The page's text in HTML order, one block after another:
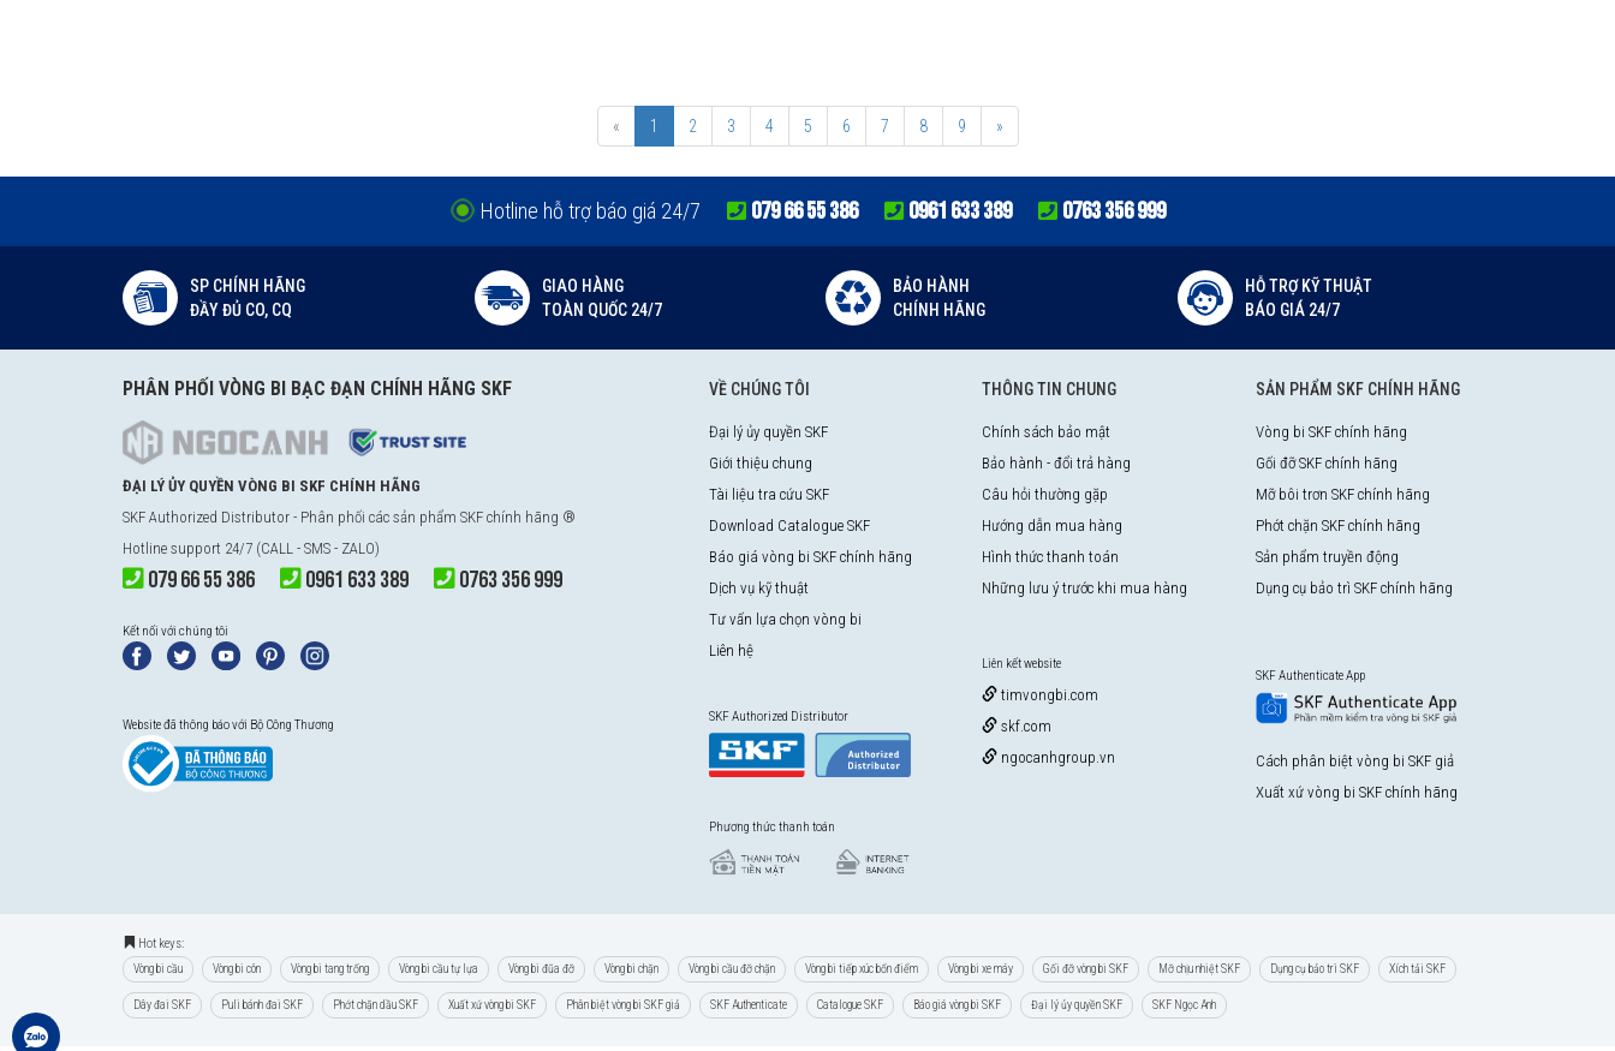
« 1 2 3 4 5 6 7 8 9 »
Hotline hỗ trợ báo giá 24/7 079 66 55 386 0961 633 389 0763 356 999
SP CHÍNH HÃNG
ĐẦY ĐỦ CO, CQ
GIAO HÀNG
TOÀN QUỐC 24/7
BẢO HÀNH
CHÍNH HÃNG
HỖ TRỢ KỸ THUẬT
BÁO GIÁ 24/7
PHÂN PHỐI VÒNG BI BẠC ĐẠN CHÍNH HÃNG SKF
ĐẠI LÝ ỦY QUYỀN VÒNG BI SKF CHÍNH HÃNG
SKF Authorized Distributor - Phân phối các sản phẩm SKF chính hãng ®
Hotline support 24/7 (CALL - SMS - ZALO)
079 66 55 386 0961 633 389 0763 356 999
Kết nối với chúng tôi
Website đã thông báo với Bộ Công Thương
VỀ CHÚNG TÔI
Đại lý ủy quyền SKF
Giới thiệu chung
Tài liệu tra cứu SKF
Download Catalogue SKF
Báo giá vòng bi SKF chính hãng
Dịch vụ kỹ thuật
Tư vấn lựa chọn vòng bi
Liên hệ
SKF Authorized Distributor
Phương thức thanh toán
THÔNG TIN CHUNG
Chính sách bảo mật
Bảo hành - đổi trả hàng
Câu hỏi thường gặp
Hướng dẫn mua hàng
Hình thức thanh toán
Những lưu ý trước khi mua hàng
Liên kết website
timvongbi.com
skf.com
ngocanhgroup.vn
SẢN PHẨM SKF CHÍNH HÃNG
Vòng bi SKF chính hãng
Gối đỡ SKF chính hãng
Mỡ bôi trơn SKF chính hãng
Phớt chặn SKF chính hãng
Sản phẩm truyền động
Dụng cụ bảo trì SKF chính hãng
SKF Authenticate App
Cách phân biệt vòng bi SKF giả
Xuất xứ vòng bi SKF chính hãng
Hot keys:
Vòng bi cầu Vòng bi côn Vòng bi tang trống Vòng bi cầu tự lựa Vòng bi đũa đỡ Vòng bi chặn Vòng bi cầu đỡ chặn Vòng bi tiếp xúc bốn điểm Vòng bi xe máy Gối đỡ vòng bi SKF Mỡ chịu nhiệt SKF Dụng cụ bảo trì SKF Xích tải SKF
Dây đai SKF Puli bánh đai SKF Phớt chặn dầu SKF Xuất xứ vòng bi SKF Phân biệt vòng bi SKF giả SKF Authenticate Catalogue SKF Báo giá vòng bi SKF Đại lý ủy quyền SKF SKF Ngọc Anh